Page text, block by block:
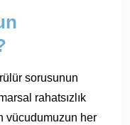
sorusunun
rahatsızlık
vücudumuzun her